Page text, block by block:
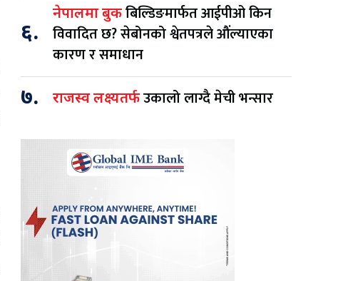
६.
नेपालमा बुकबिल्डिङमार्फत आईपीओ किन
विवादित छ? सेबोनको श्वेतपत्रले औंल्याएका
कारण र समाधान
७. राजस्व लक्ष्यतर्फउकालो लाग्दै मेची भन्सार